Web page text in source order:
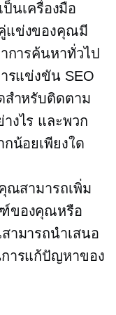
ป็นเครื่องมือ
แข่งของคุณมี
การค้นหาทั่วไป
รแข่งขัน SEO
สำหรับติดตาม
งไร และพวก
น้อยเพียงใด
ณสามารถเพิ่ม
ของคุณหรือ
ามารถนำเสนอ
ารแก้ปัญหาของ